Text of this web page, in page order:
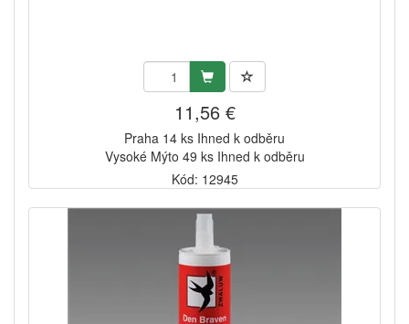
11,56 €
Praha 14 ks Ihned k odběru
Vysoké Mýto 49 ks Ihned k odběru
Kód: 12945